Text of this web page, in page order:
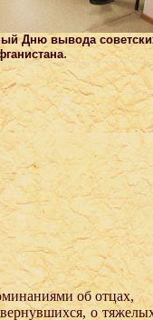
Дню вывода
.
об отцах,
о